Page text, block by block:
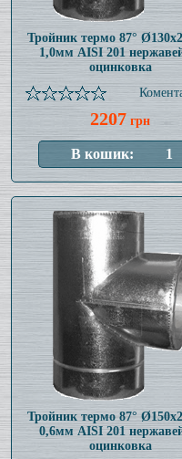
Тройник термо 87°
1,0мм AISI 201
оцинковка
2207 грн
Тройник термо 87°
0,6мм AISI 201
оцинковка